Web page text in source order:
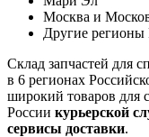
Москва и
Другие
Склад запчастей для
в 6 регионах
широкий товаров для
России курьерской
сервисы доставки.